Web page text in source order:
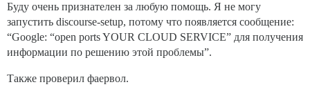
Буду очень признателен за любую помощь. Я не могу
запустить discourse-setup, потому что появляется сообщение:
“Google: “open ports YOUR CLOUD SERVICE” для получения
информации по решению этой проблемы”.
Также проверил фаервол.